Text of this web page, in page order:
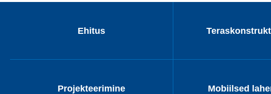
Ehitus
Projekteerimine Mobiilsed